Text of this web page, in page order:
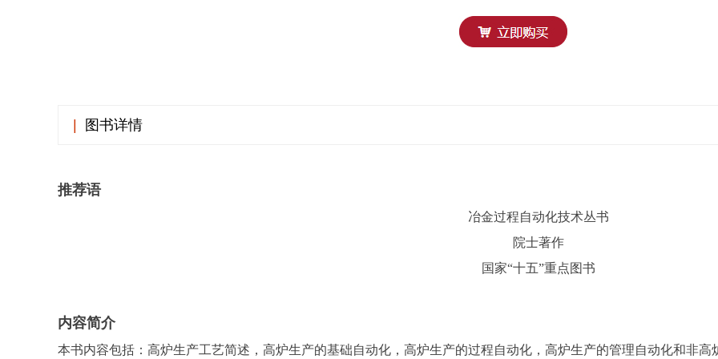
推荐语
冶金过程自动化技术丛书
院士著作
国家“十五”重点图书
内容简介
本书内容包括：高炉生产工艺简述，高炉生产的基础自动化，高炉生产的过程自动化，高炉生产的管理自动化和非高
图书详情